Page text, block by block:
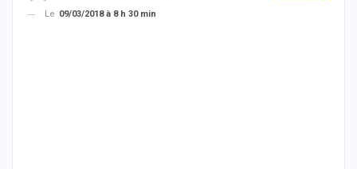
Le 09/03/2018 à 8 h 30 min